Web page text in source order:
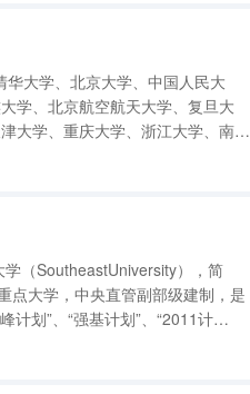
学、北京航空航天大学、复旦大
大学、重庆大学、浙江大学、南京
技大学、湖南大学、四川大学、电
点大学，中央直管副部级建制，是
计划”、“强基计划”、“2011计
计划、学位授权自主审核